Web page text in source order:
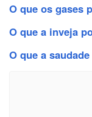
O que os gases
O que a inveja
O que a